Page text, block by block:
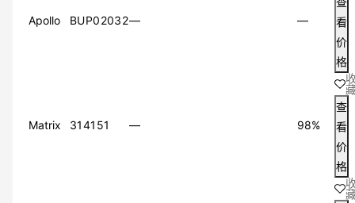
≥88%
Apollo BUP02032— —
看
价
格
Matrix 314151 — 98%
查
看
价
格